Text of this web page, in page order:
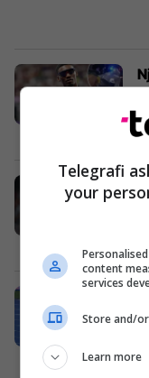
Telegrafi
your
content
services
Store and/
Learn more